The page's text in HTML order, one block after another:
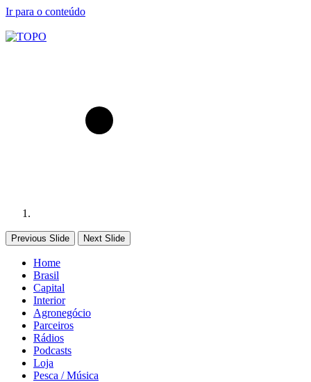
Ir para o conteúdo
Previous Slide Next Slide
Home
Brasil
Capital
Interior
Agronegócio
Parceiros
Rádios
Podcasts
Loja
Pesca / Música